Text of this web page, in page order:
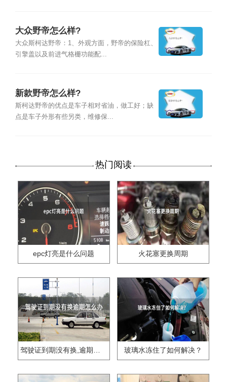
大众野帝怎么样?
大众斯柯达野帝：1、外观方面，野帝的保险杠、
引擎盖以及前进气格栅功能配...
新款野帝怎么样?
斯柯达野帝的优点是车子相对省油，做工好；缺
点是车子外形有些另类，维修保...
热门阅读
epc灯亮是什么问题 火花塞更换周期
驾驶证到期没有换,逾期怎么办?? 玻璃水冻住了如何解决？